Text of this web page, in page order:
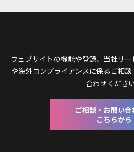
ウェブサイトの機能や登録、当社サ
や海外コンプライアンスに係るご相
合わせください
ご相談・お問い
こちらから